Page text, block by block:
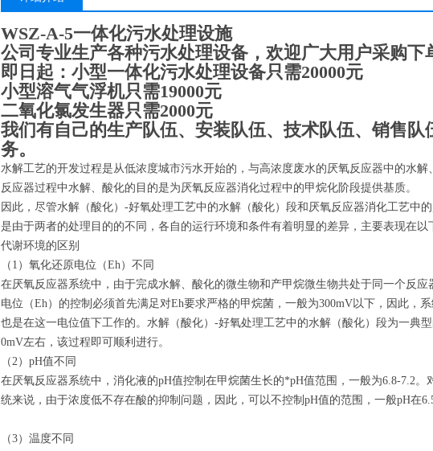
WSZ-A-5一体化污水处理设施
公司专业生产各种污水处理设备，欢迎广大用户采购下
即日起：小型一体化污水处理设备只需20000元
小型溶气气浮机只需19000元
二氧化氯发生器只需2000元
我们有自己的生产队伍、安装队伍、技术队伍、销售队
务。
水解工艺的开发过程是从低浓度城市污水开始的，与高浓度废水的厌氧反应器中的水
反应器过程中水解、酸化的目的是为厌氧反应器消化过程中的甲烷化阶段提供基质。
因此，尽管水解（酸化）-好氧处理工艺中的水解（酸化）段和厌氧反应器消化工艺中
是由于两者的处理目的的不同，各自的运行环境和条件有着明显的差异，主要表现在以
代谢环境的区别
（1）氧化还原电位（Eh）不同
在厌氧反应器系统中，由于完成水解、酸化的微生物和产甲烷微生物共处于同一个反应
电位（Eh）的控制必须首先满足对Eh要求严格的甲烷菌，一般为300mV以下，因此，
也是在这一电位值下工作的。水解（酸化）-好氧处理工艺中的水解（酸化）段为一典
0mV左右，该过程即可顺利进行。
（2）pH值不同
在厌氧反应器系统中，消化液的pH值控制在甲烷菌生长的*pH值范围，一般为6.8-7.2。
统来说，由于浓度低不存在酸的抑制问题，因此，可以不控制pH值的范围，一般pH在
（3）温度不同